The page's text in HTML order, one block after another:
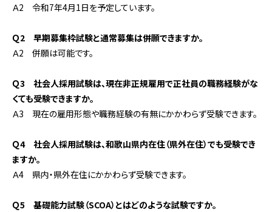
Ａ2 令和7年4月1日を予定しています。
Ｑ2 早期募集枠試験と通常募集は併願できますか。
Ａ2 併願は可能です。
Ｑ3 社会人採用試験は、現在非正規雇用で正社員の職務経験がな
くても受験できますか。
Ａ3 現在の雇用形態や職務経験の有無にかかわらず受験できます。
Ｑ4 社会人採用試験は、和歌山県内在住（県外在住）でも受験でき
ますか。
Ａ4 県内・県外在住にかかわらず受験できます。
Ｑ5 基礎能力試験（SCOA）とはどのような試験ですか。